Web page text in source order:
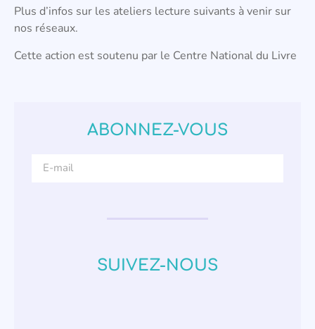
Plus d’infos sur les ateliers lecture suivants à venir sur
nos réseaux.
Cette action est soutenu par le Centre National du Livre
ABONNEZ-VOUS
SUIVEZ-NOUS